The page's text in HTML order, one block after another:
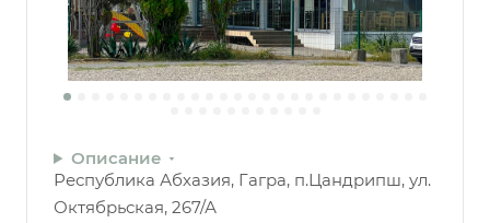
Описание
Республика Абхазия, Гагра, п.Цандрипш, ул.
Октябрьская, 267/А